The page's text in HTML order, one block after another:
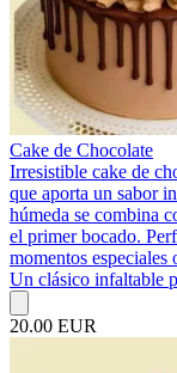
Cake de Chocolate
Irresistible cake de
que aporta un sabor
húmeda se combina
el primer bocado.
momentos especiales
Un clásico infaltable
20.00 EUR